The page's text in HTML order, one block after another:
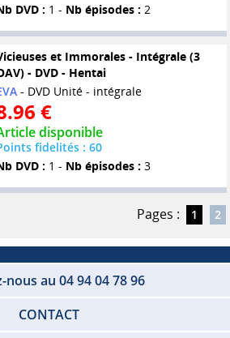
DVD : 1 - Nb épisodes : 2
et Immorales - Intégrale (3
- DVD - Hentai
- DVD Unité - intégrale
€
disponible
fidelités : 60
DVD : 1 - Nb épisodes : 3
Pages : 1 2
nous au 04 94 04 78 96
CONTACT